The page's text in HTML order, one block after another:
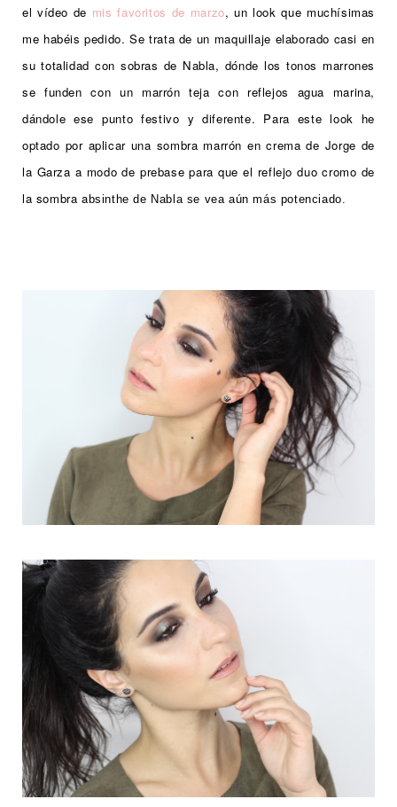
el vídeo de misfavoritos de marzo, un look que muchísimas
me habéis pedido. Se trata de un maquillaje elaborado casi en
su totalidad con sobras de Nabla, dónde los tonos marrones
se funden con un marrón teja con reflejos agua marina,
dándole ese punto festivo y diferente. Para este look he
optado por aplicar una sombra marrón en crema de Jorge de
la Garza a modo de prebase para que el reflejo duo cromo de
la sombra absinthe de Nabla se vea aún más potenciado.